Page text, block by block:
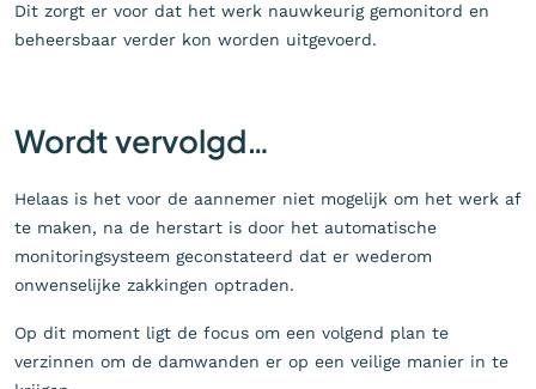
Dit zorgt er voor dat het werk nauwkeurig gemonitord en
beheersbaar verder kon worden uitgevoerd.
Wordt vervolgd…
Helaas is het voor de aannemer niet mogelijk om het werk af
te maken, na de herstart is door het automatische
monitoringsysteem geconstateerd dat er wederom
onwenselijke zakkingen optraden.
Op dit moment ligt de focus om een volgend plan te
verzinnen om de damwanden er op een veilige manier in te